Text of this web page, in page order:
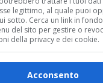
di una tradizione
degli antichi
cosa è
dove
e come
legittimo, al quale puoi
sotto. Cerca un link in
del sito per gestire o
della privacy e dei cookie.
Acconsento